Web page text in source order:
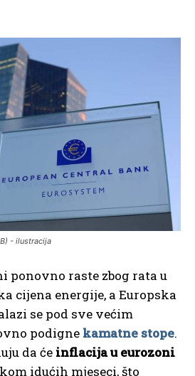
- ilustracija
ponovno raste zbog rata u
cijena energije, a Europska
se pod sve većim
podigne kamatne stope.
da će inflacija u eurozoni
idućih mjeseci, što